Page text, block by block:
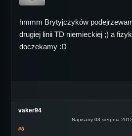
hmmm Brytyjczyków
drugiej linii TD niemieckiej ;) a
doczekamy :D
vaker94
Napisany 03 sierpnia
#8